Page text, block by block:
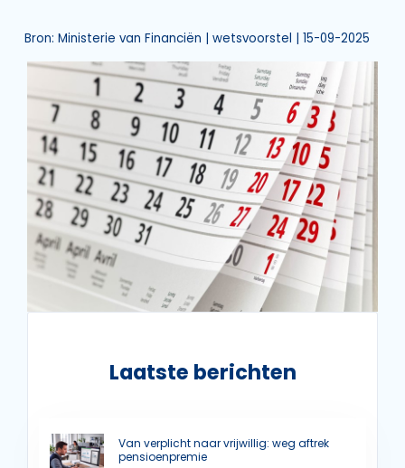
Bron: Ministerie van Financiën | wetsvoorstel | 15-09-2025
Laatste berichten
Van verplicht naar vrijwillig: weg aftrek
pensioenpremie